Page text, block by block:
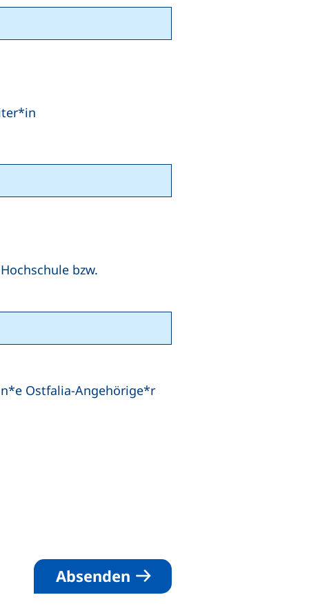
bzw.
Ostfalia-Angehörige*r
Absenden